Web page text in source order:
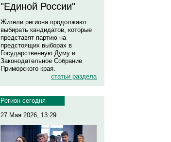
"Единой России"
Жители региона продолжают
выбирать кандидатов, которые
представят партию на
предстоящих выборах в
Государственную Думу и
Законодательное Собрание
Приморского края.
статьи раздела
Регион сегодня
27 Мая 2026, 13:29